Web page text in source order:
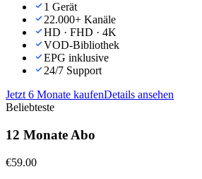
1 Gerät
22.000+ Kanäle
HD · FHD · 4K
VOD-Bibliothek
EPG inklusive
24/7 Support
Jetzt 6 Monate kaufenDetails ansehen
Beliebteste
12 Monate Abo
€59.00